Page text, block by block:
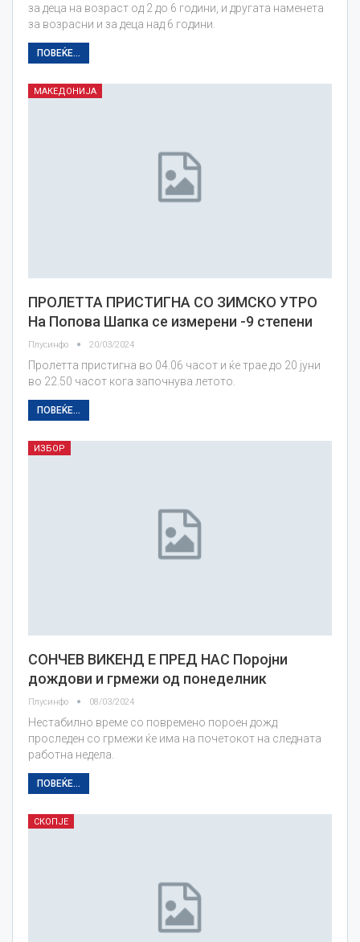
за деца на возраст од 2 до 6 години, и другата наменета
за возрасни и за деца над 6 години.
ПОВЕЌЕ...
МАКЕДОНИЈА
ПРОЛЕТТА ПРИСТИГНА СО ЗИМСКО УТРО
На Попова Шапка се измерени -9 степени
Плусинфо 20/03/2024
Пролетта пристигна во 04.06 часот и ќе трае до 20 јуни
во 22.50 часот кога започнува летото.
ПОВЕЌЕ...
ИЗБОР
СОНЧЕВ ВИКЕНД Е ПРЕД НАС Поројни
дождови и грмежи од понеделник
Плусинфо 08/03/2024
Нестабилно време со повремено пороен дожд
проследен со грмежи ќе има на почетокот на следната
работна недела.
ПОВЕЌЕ...
СКОПЈЕ